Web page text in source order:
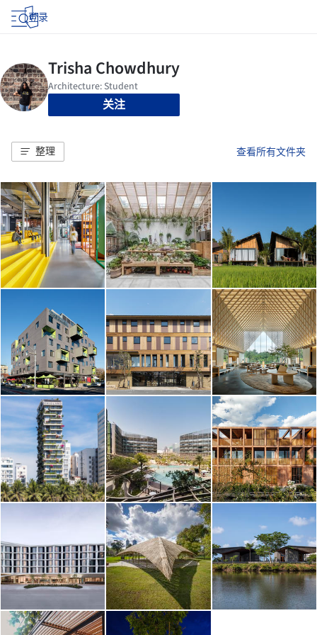
登录
关注
整理 查看所有文件夹